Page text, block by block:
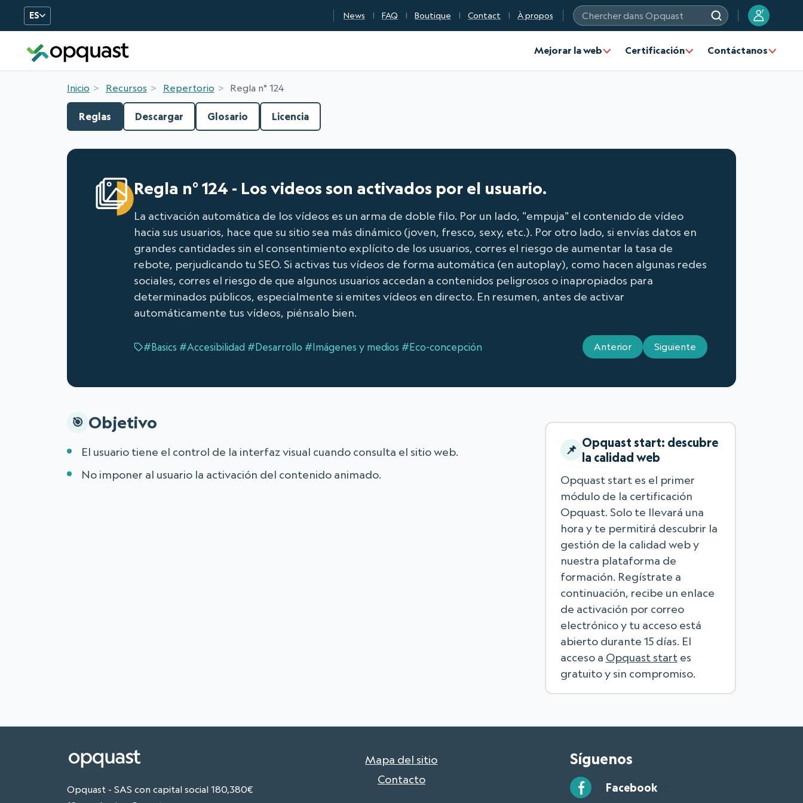
ES News FAQ Boutique Contact À propos
Chercher dans Opquast
?
Mejorar la web Certificación Contáctanos
Inicio Recursos Repertorio Regla n° 124
Reglas Descargar Glosario Licencia
Regla n° 124 - Los videos son activados por el usuario.
La activación automática de los vídeos es un arma de doble filo. Por un lado, "empuja" el contenido de vídeo
hacia sus usuarios, hace que su sitio sea más dinámico (joven, fresco, sexy, etc.). Por otro lado, si envías datos en
grandes cantidades sin el consentimiento explícito de los usuarios, corres el riesgo de aumentar la tasa de
rebote, perjudicando tu SEO. Si activas tus vídeos de forma automática (en autoplay), como hacen algunas redes
sociales, corres el riesgo de que algunos usuarios accedan a contenidos peligrosos o inapropiados para
determinados públicos, especialmente si emites vídeos en directo. En resumen, antes de activar
automáticamente tus vídeos, piénsalo bien.
#Basics #Accesibilidad #Desarrollo #Imágenes y medios #Eco-concepción Anterior Siguiente
Opquast start: descubre
la calidad web
Opquast start es el primer
módulo de la certificación
Opquast. Solo te llevará una
hora y te permitirá descubrir la
gestión de la calidad web y
nuestra plataforma de
formación. Regístrate a
continuación, recibe un enlace
de activación por correo
electrónico y tu acceso está
abierto durante 15 días. El
acceso a Opquast startes
gratuito y sin compromiso.
Objetivo
El usuario tiene el control de la interfaz visual cuando consulta el sitio web.
No imponer al usuario la activación del contenido animado.
Opquast - SAS con capital social 180,380€
Mapa del sitio
Contacto
Síguenos
Facebook